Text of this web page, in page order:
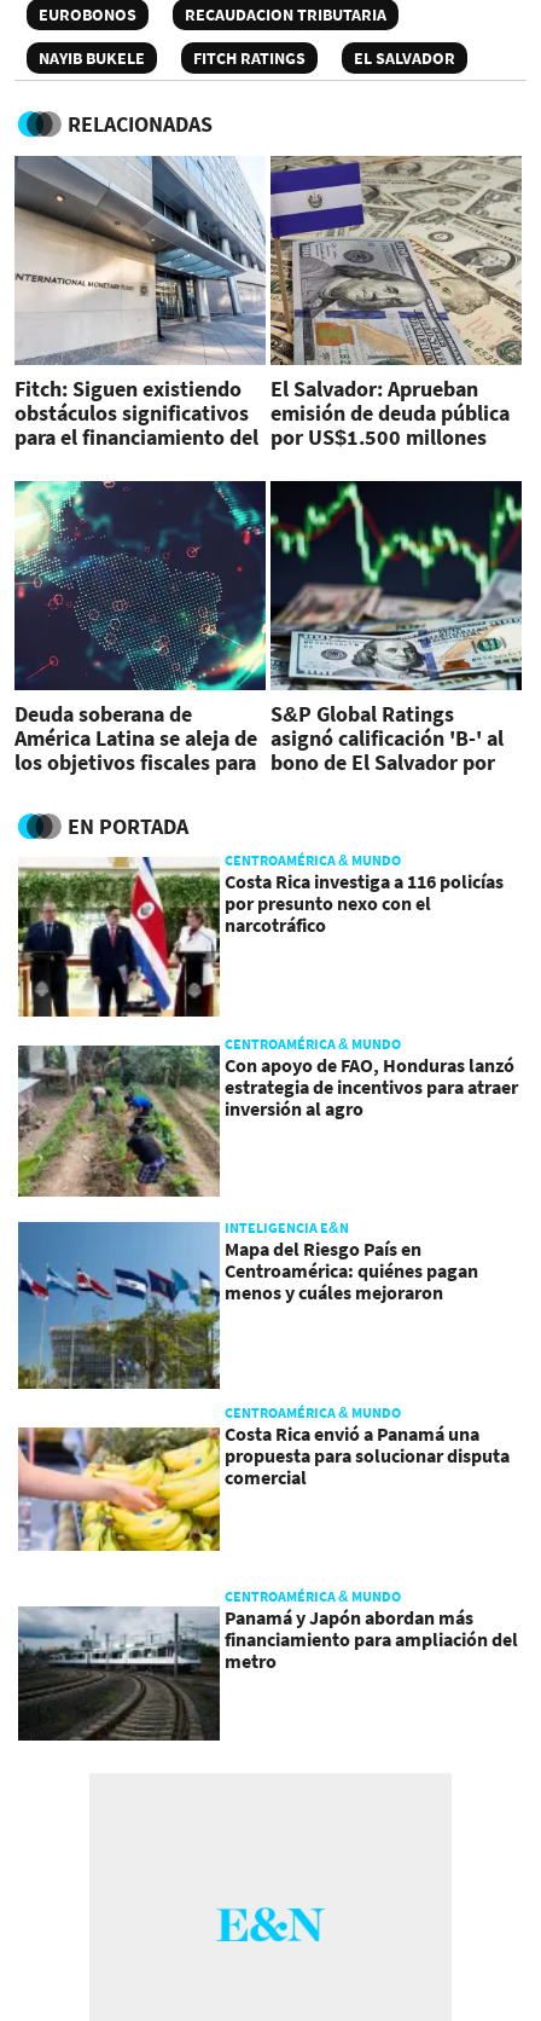
EUROBONOS
RECAUDACION TRIBUTARIA
NAYIB BUKELE
FITCH RATINGS EL SALVADOR
RELACIONADAS
Fitch: Siguen existiendo
obstáculos significativos
para el financiamiento del
El Salvador: Aprueban
emisión de deuda pública
por US$1.500 millones
Deuda soberana de
América Latina se aleja de
los objetivos fiscales para
S&P Global Ratings
asignó calificación 'B-' al
bono de El Salvador por
EN PORTADA
CENTROAMÉRICA & MUNDO
Costa Rica investiga a 116 policías
por presunto nexo con el
narcotráfico
CENTROAMÉRICA & MUNDO
Con apoyo de FAO, Honduras lanzó
estrategia de incentivos para atraer
inversión al agro
INTELIGENCIA E&N
Mapa del Riesgo País en
Centroamérica: quiénes pagan
menos y cuáles mejoraron
CENTROAMÉRICA & MUNDO
Costa Rica envió a Panamá una
propuesta para solucionar disputa
comercial
CENTROAMÉRICA & MUNDO
Panamá y Japón abordan más
financiamiento para ampliación del
metro